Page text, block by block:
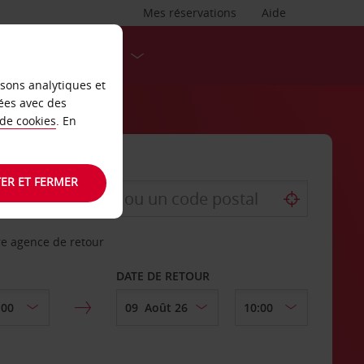
Aide
Mes réservations
agence de retour
DATE DE RETOUR
analytiques et
avec des
cookies. En
ET FERMER